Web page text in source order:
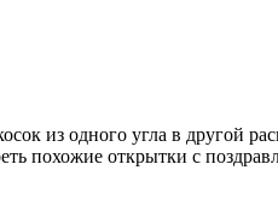
из одного угла в другой
похожие открытки с